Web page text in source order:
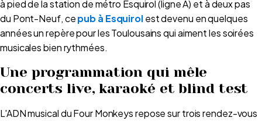
à pied de la station de métro Esquirol (ligne A) et à deux pas
du Pont-Neuf, cepub à Esquirolest devenu en quelques
années un repère pour les Toulousains qui aiment les soirées
musicales bien rythmées.
Une programmation qui mêle
concerts live, karaoké et blind test
L'ADN musical du Four Monkeys repose sur trois rendez-vous